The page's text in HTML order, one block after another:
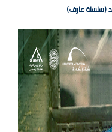
(سلسلة عارف)